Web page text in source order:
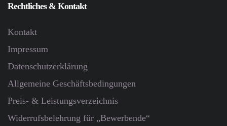
Rechtliches & Kontakt
Kontakt
Impressum
Datenschutz­erklärung
Allgemeine Geschäftsbedingungen
Preis- & Leistungsverzeichnis
Widerrufsbelehrung für „Bewerbende“